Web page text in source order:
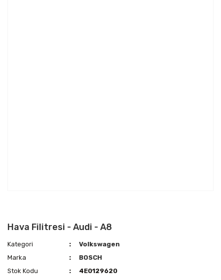
Hava Filitresi - Audi - A8
Kategori
Volkswagen
Marka
BOSCH
Stok Kodu
4E0129620